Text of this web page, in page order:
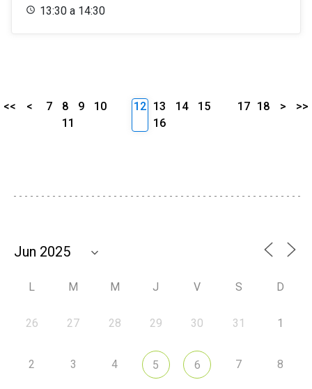
13:30 a 14:30
<< < 7 8 9
10
11
12 13 14
15
16
17 18 > >>
L M M J V S D
26 27 28 29 30 31 1
2 3 4 5 6 7 8